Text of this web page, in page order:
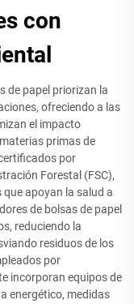
con
de papel priorizan la
ofreciendo a las
el impacto
primas de
por
Forestal (FSC),
apoyan la salud a
de bolsas de papel
reduciendo la
residuos de los
por
incorporan equipos de
energético, medidas